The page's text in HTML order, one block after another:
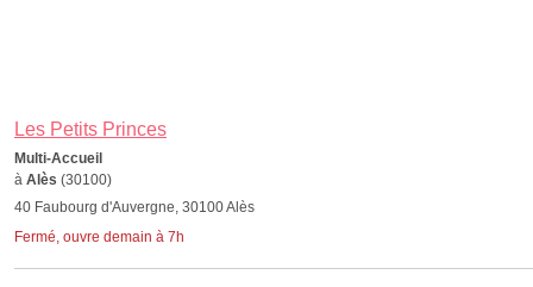
Les Petits Princes
Multi-Accueil
à Alès (30100)
40 Faubourg d'Auvergne, 30100 Alès
Fermé, ouvre demain à 7h